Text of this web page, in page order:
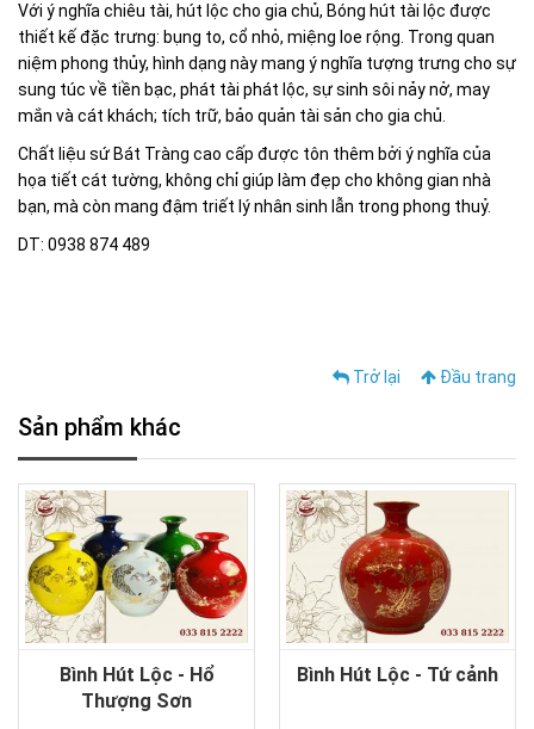
Với ý nghĩa chiêu tài, hút lộc cho gia chủ, Bóng hút tài lộc được
thiết kế đặc trưng: bụng to, cổ nhỏ, miệng loe rộng. Trong quan
niệm phong thủy, hình dạng này mang ý nghĩa tượng trưng cho sự
sung túc về tiền bạc, phát tài phát lộc, sự sinh sôi nảy nở, may
mắn và cát khách; tích trữ, bảo quản tài sản cho gia chủ.
Chất liệu sứ Bát Tràng cao cấp được tôn thêm bởi ý nghĩa của
họa tiết cát tường, không chỉ giúp làm đẹp cho không gian nhà
bạn, mà còn mang đậm triết lý nhân sinh lẫn trong phong thuỷ.
DT: 0938 874 489
Trở lại Đầu trang
Sản phẩm khác
Bình Hút Lộc - Hổ
Thượng Sơn
Bình Hút Lộc - Tứ cảnh